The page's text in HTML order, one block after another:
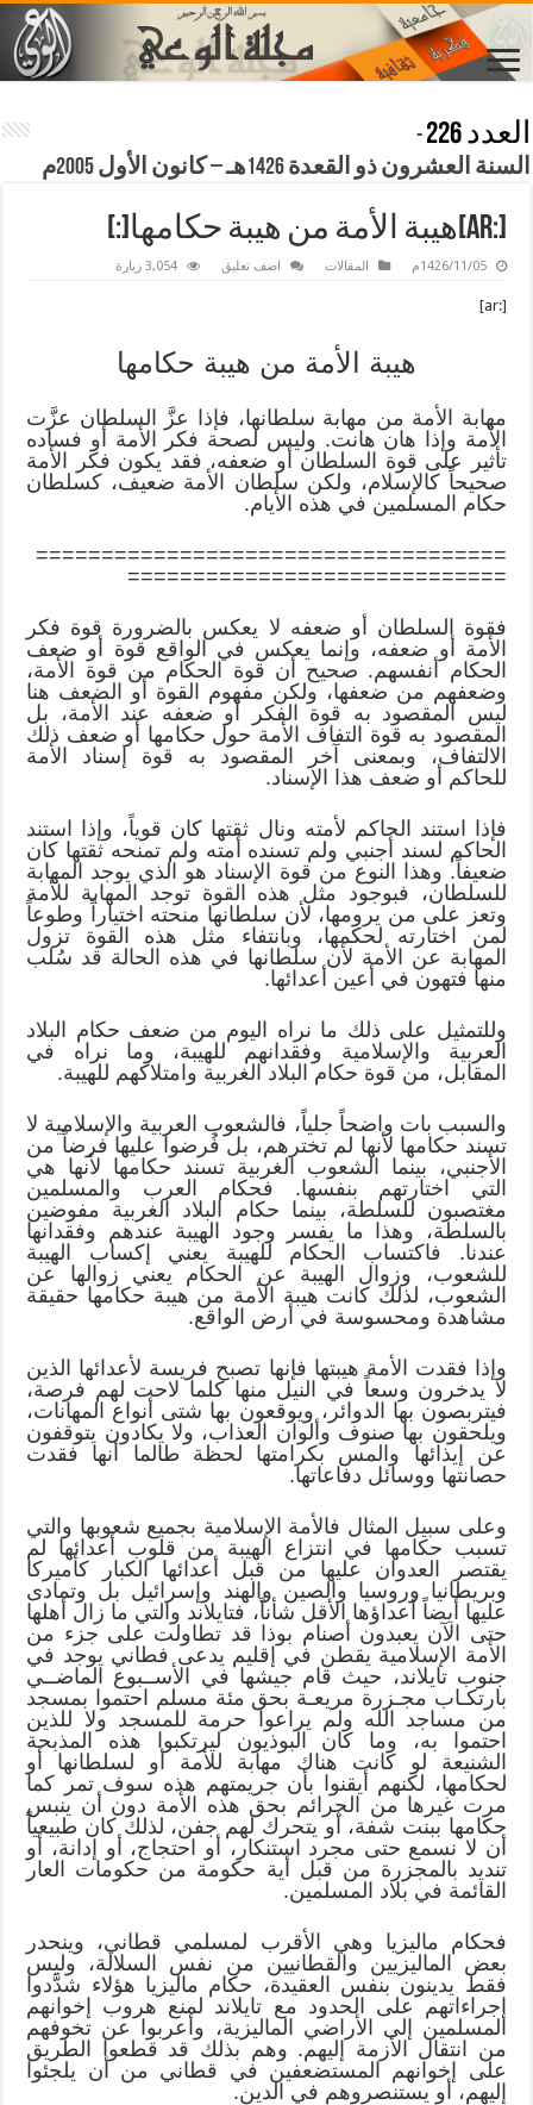
العدد 226
-
السنة العشرون ذو القعدة 1426هـ – كانون الأول 2005م
[:ar]هيبة الأمة من هيبة حكامها[:]
1426/11/05م المقالات اضف تعليق 3,054 زيارة
[:ar]
هيبة الأمة من هيبة حكامها
مهابة الأمة من مهابة سلطانها، فإذا عزَّ السلطان عزَّت
الأمة وإذا هان هانت. وليس لصحة فكر الأمة أو فساده
تأثير على قوة السلطان أو ضعفه، فقد يكون فكر الأمة
صحيحاً كالإسلام، ولكن سلطان الأمة ضعيف، كسلطان
حكام المسلمين في هذه الأيام.
====================================
=============================
فقوة السلطان أو ضعفه لا يعكس بالضرورة قوة فكر
الأمة أو ضعفه، وإنما يعكس في الواقع قوة أو ضعف
الحكام أنفسهم. صحيح أن قوة الحكام من قوة الأمة،
وضعفهم من ضعفها، ولكن مفهوم القوة أو الضعف هنا
ليس المقصود به قوة الفكر أو ضعفه عند الأمة، بل
المقصود به قوة التفاف الأمة حول حكامها أو ضعف ذلك
الالتفاف، وبمعنى آخر المقصود به قوة إسناد الأمة
للحاكم أو ضعف هذا الإسناد.
فإذا استند الحاكم لأمته ونال ثقتها كان قوياً، وإذا استند
الحاكم لسند أجنبي ولم تسنده أمته ولم تمنحه ثقتها كان
ضعيفاً. وهذا النوع من قوة الإسناد هو الذي يوجد المهابة
للسلطان، فبوجود مثل هذه القوة توجد المهابة للأمة
وتعز على من يرومها، لأن سلطانها منحته اختياراً وطوعاً
لمن اختارته لحكمها، وبانتفاء مثل هذه القوة تزول
المهابة عن الأمة لأن سلطانها في هذه الحالة قد سُلب
منها فتهون في أعين أعدائها.
وللتمثيل على ذلك ما نراه اليوم من ضعف حكام البلاد
العربية والإسلامية وفقدانهم للهيبة، وما نراه في
المقابل، من قوة حكام البلاد الغربية وامتلاكهم للهيبة.
والسبب بات واضحاً جلياً، فالشعوب العربية والإسلامية لا
تسند حكامها لأنها لم تخترهم، بل فُرضوا عليها فرضاً من
الأجنبي، بينما الشعوب الغربية تسند حكامها لأنها هي
التي اختارتهم بنفسها. فحكام العرب والمسلمين
مغتصبون للسلطة، بينما حكام البلاد الغربية مفوضين
بالسلطة، وهذا ما يفسر وجود الهيبة عندهم وفقدانها
عندنا. فاكتساب الحكام للهيبة يعني إكساب الهيبة
للشعوب، وزوال الهيبة عن الحكام يعني زوالها عن
الشعوب، لذلك كانت هيبة الأمة من هيبة حكامها حقيقة
مشاهدة ومحسوسة في أرض الواقع.
وإذا فقدت الأمة هيبتها فإنها تصبح فريسة لأعدائها الذين
لا يدخرون وسعاً في النيل منها كلما لاحت لهم فرصة،
فيتربصون بها الدوائر، ويوقعون بها شتى أنواع المهانات،
ويلحقون بها صنوف وألوان العذاب، ولا يكادون يتوقفون
عن إيذائها والمس بكرامتها لحظة طالما أنها فقدت
حصانتها ووسائل دفاعاتها.
وعلى سبيل المثال فالأمة الإسلامية بجميع شعوبها والتي
تسبب حكامها في انتزاع الهيبة من قلوب أعدائها لم
يقتصر العدوان عليها من قبل أعدائها الكبار كأميركا
وبريطانيا وروسيا والصين والهند وإسرائيل بل وتمادى
عليها أيضاً أعداؤها الأقل شأناً، فتايلاند والتي ما زال أهلها
حتى الآن يعبدون أصنام بوذا قد تطاولت على جزء من
الأمة الإسلامية يقطن في إقليم يدعى فطاني يوجد في
جنوب تايلاند، حيث قام جيشها في الأســبوع الماضــي
بارتكـاب مجـزرة مريعـة بحق مئة مسلم احتموا بمسجد
من مساجد الله ولم يراعوا حرمة للمسجد ولا للذين
احتموا به، وما كان البوذيون ليرتكبوا هذه المذبحة
الشنيعة لو كانت هناك مهابة للأمة أو لسلطانها أو
لحكامها، لكنهم أيقنوا بأن جريمتهم هذه سوف تمر كما
مرت غيرها من الجرائم بحق هذه الأمة دون أن ينبس
حكامها ببنت شفة، أو يتحرك لهم جفن، لذلك كان طبيعياً
أن لا نسمع حتى مجرد استنكار، أو احتجاج، أو إدانة، أو
تنديد بالمجزرة من قبل أية حكومة من حكومات العار
القائمة في بلاد المسلمين.
فحكام ماليزيا وهي الأقرب لمسلمي قطاني، وينحدر
بعض الماليزيين والقطانيين من نفس السلالة، وليس
فقط يدينون بنفس العقيدة، حكام ماليزيا هؤلاء شدَّدوا
إجراءاتهم على الحدود مع تايلاند لمنع هروب إخوانهم
المسلمين إلى الأراضي الماليزية، وأعربوا عن تخوفهم
من انتقال الأزمة إليهم. وهم بذلك قد قطعوا الطريق
على إخوانهم المستضعفين في قطاني من أن يلجئوا
إليهم، أو يستنصروهم في الدين.